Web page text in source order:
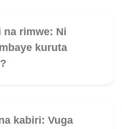
na rimwe: Ni
kuruta
kabiri: Vuga